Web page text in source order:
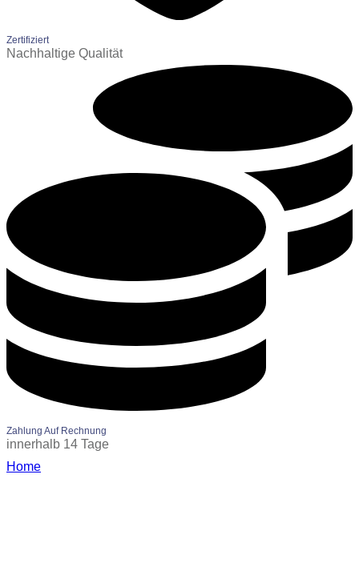
Zertifiziert
Nachhaltige Qualität
Zahlung Auf Rechnung
innerhalb 14 Tage
Home